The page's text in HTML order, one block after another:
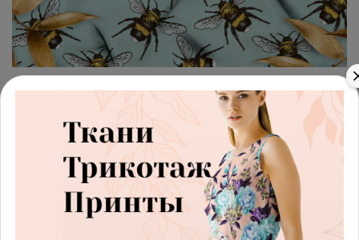
(0) арт. 4287757_sarga
Ткань саржа пчёлы на
бирюзовой ткани
Получить доступ к оптовым ценам
749.00 руб